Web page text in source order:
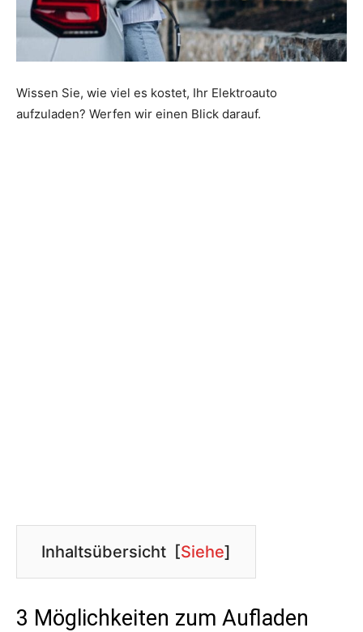
Wissen Sie, wie viel es kostet, Ihr Elektroauto
aufzuladen? Werfen wir einen Blick darauf.
Inhaltsübersicht [Siehe]
3 Möglichkeiten zum Aufladen